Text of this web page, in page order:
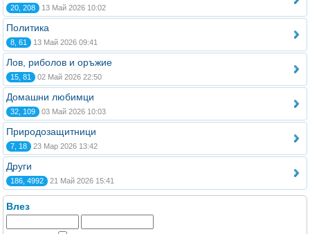
20, 208 13 Май 2026 10:02
Политика
8, 61 13 Май 2026 09:41
Лов, риболов и оръжие
15, 81 02 Май 2026 22:50
Домашни любимци
32, 109 03 Май 2026 10:03
Природозащитници
7, 18 23 Мар 2026 13:42
Други
186, 4992 21 Май 2026 15:41
Влез